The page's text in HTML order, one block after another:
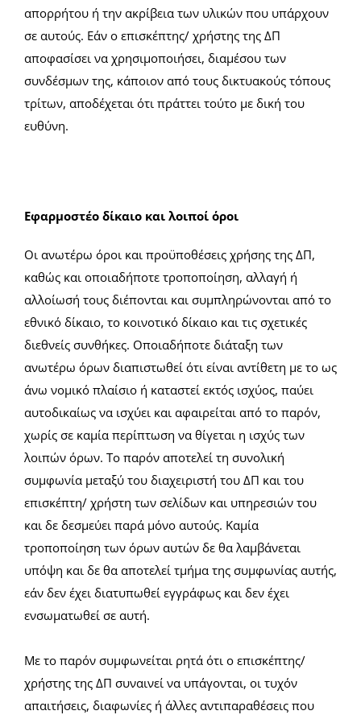
απορρήτου ή την ακρίβεια των υλικών που υπάρχουν
σε αυτούς. Εάν ο επισκέπτης/ χρήστης της ΔΠ
αποφασίσει να χρησιμοποιήσει, διαμέσου των
συνδέσμων της, κάποιον από τους δικτυακούς τόπους
τρίτων, αποδέχεται ότι πράττει τούτο με δική του
ευθύνη.
Εφαρμοστέο δίκαιο και λοιποί όροι
Οι ανωτέρω όροι και προϋποθέσεις χρήσης της ΔΠ,
καθώς και οποιαδήποτε τροποποίηση, αλλαγή ή
αλλοίωσή τους διέπονται και συμπληρώνονται από το
εθνικό δίκαιο, το κοινοτικό δίκαιο και τις σχετικές
διεθνείς συνθήκες. Οποιαδήποτε διάταξη των
ανωτέρω όρων διαπιστωθεί ότι είναι αντίθετη με το ως
άνω νομικό πλαίσιο ή καταστεί εκτός ισχύος, παύει
αυτοδικαίως να ισχύει και αφαιρείται από το παρόν,
χωρίς σε καμία περίπτωση να θίγεται η ισχύς των
λοιπών όρων. Το παρόν αποτελεί τη συνολική
συμφωνία μεταξύ του διαχειριστή του ΔΠ και του
επισκέπτη/ χρήστη των σελίδων και υπηρεσιών του
και δε δεσμεύει παρά μόνο αυτούς. Καμία
τροποποίηση των όρων αυτών δε θα λαμβάνεται
υπόψη και δε θα αποτελεί τμήμα της συμφωνίας αυτής,
εάν δεν έχει διατυπωθεί εγγράφως και δεν έχει
ενσωματωθεί σε αυτή.
Με το παρόν συμφωνείται ρητά ότι ο επισκέπτης/
χρήστης της ΔΠ συναινεί να υπάγονται, οι τυχόν
απαιτήσεις, διαφωνίες ή άλλες αντιπαραθέσεις που